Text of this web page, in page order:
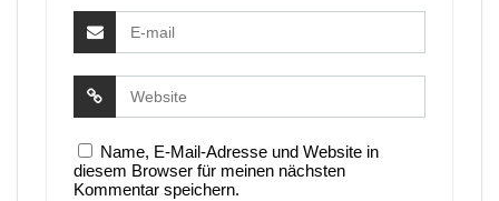
Name, E-Mail-Adresse und Website in
diesem Browser für meinen nächsten
Kommentar speichern.